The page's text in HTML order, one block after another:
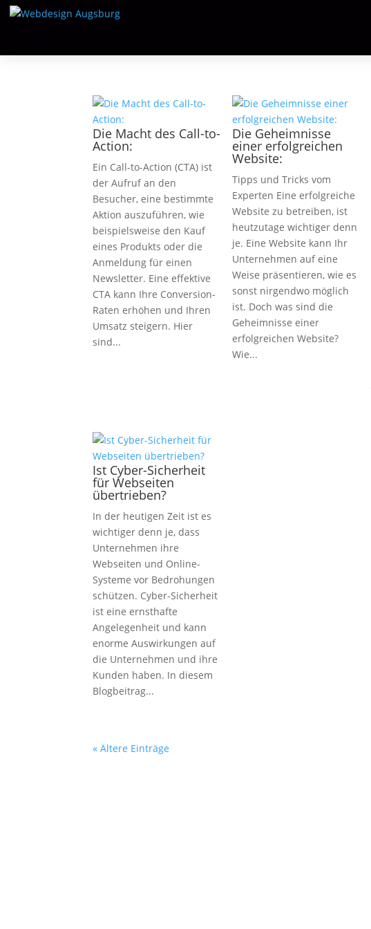
Die Macht des Call-to-
Action:
Ein Call-to-Action (CTA) ist
der Aufruf an den
Besucher, eine bestimmte
Aktion auszuführen, wie
beispielsweise den Kauf
eines Produkts oder die
Anmeldung für einen
Newsletter. Eine effektive
CTA kann Ihre Conversion-
Raten erhöhen und Ihren
Umsatz steigern. Hier
sind...
Die Geheimnisse
einer erfolgreichen
Website:
Tipps und Tricks vom
Experten Eine erfolgreiche
Website zu betreiben, ist
heutzutage wichtiger denn
je. Eine Website kann Ihr
Unternehmen auf eine
Weise präsentieren, wie es
sonst nirgendwo möglich
ist. Doch was sind die
Geheimnisse einer
erfolgreichen Website?
Wie...
Ist Cyber-Sicherheit
für Webseiten
übertrieben?
In der heutigen Zeit ist es
wichtiger denn je, dass
Unternehmen ihre
Webseiten und Online-
Systeme vor Bedrohungen
schützen. Cyber-Sicherheit
ist eine ernsthafte
Angelegenheit und kann
enorme Auswirkungen auf
die Unternehmen und ihre
Kunden haben. In diesem
Blogbeitrag...
« Ältere Einträge